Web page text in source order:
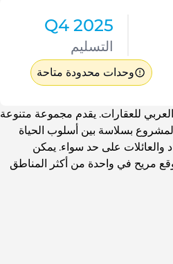
Q4 2025
التسليم
وحدات محدودة متاحة
للعقارات. يقدم مجموعة متنوعة
بسلاسة بين أسلوب الحياة
والعائلات على حد سواء. يمكن
مريح في واحدة من أكثر المناطق
كما أن خطط الدفع البسيطة